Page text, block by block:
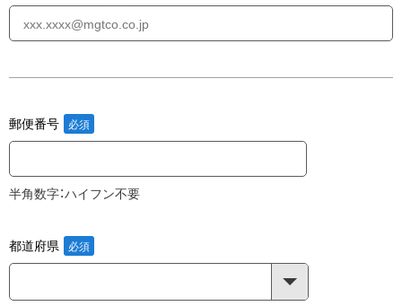
郵便番号
半角数字：ハイフン不要
都道府県